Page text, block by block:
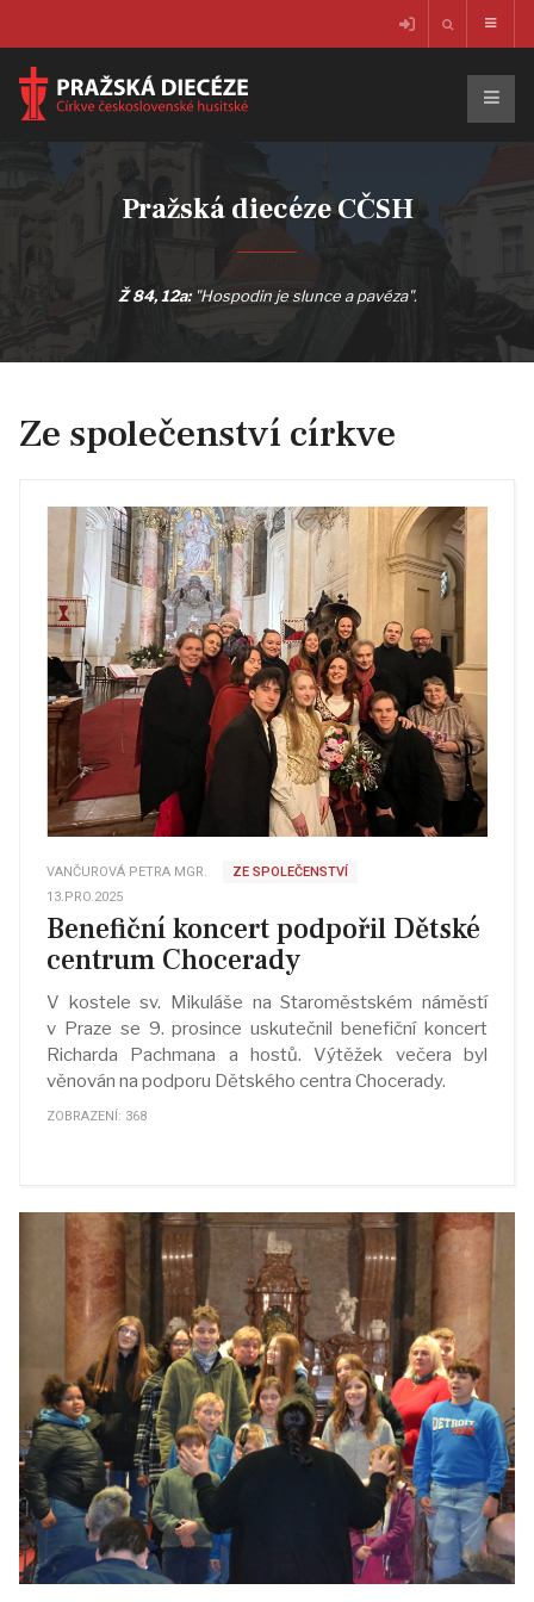
Pražská diecéze CČSH
Ž 84, 12a:"Hospodin je slunce a pavéza".
Ze společenství církve
VANČUROVÁ PETRA MGR.
ZE SPOLEČENSTVÍ
13.PRO.2025
Benefiční koncert podpořil Dětské
centrum Chocerady
V kostele sv. Mikuláše na Staroměstském náměstí
v Praze se 9. prosince uskutečnil benefiční koncert
Richarda Pachmana a hostů. Výtěžek večera byl
věnován na podporu Dětského centra Chocerady.
ZOBRAZENÍ: 368